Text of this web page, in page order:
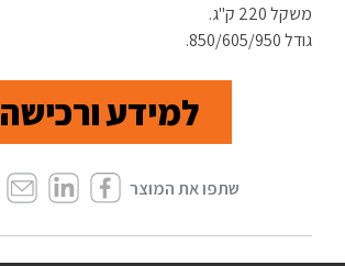
משקל 220 ק"ג.
גודל 850/605/950.
למידע ורכישה